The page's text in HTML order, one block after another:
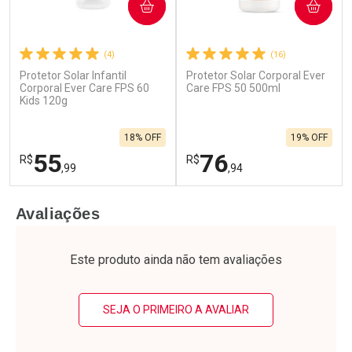
Por R$ 99,90/cada
Comprar sem Desconto
Por R$ 70,79/cada
(4)
Protetor Solar Infantil
Corporal Ever Care FPS 60
Kids 120g
R$55,99
18% OFF
COMPRAR
Laboratório
Por Menos
(16)
Protetor Solar Corporal Ever
Care FPS 50 500ml
R$76,94
19% OFF
COMPRAR
Laboratório
Por Menos
Avaliações
Este produto ainda não tem avaliações
SEJA O PRIMEIRO A AVALIAR